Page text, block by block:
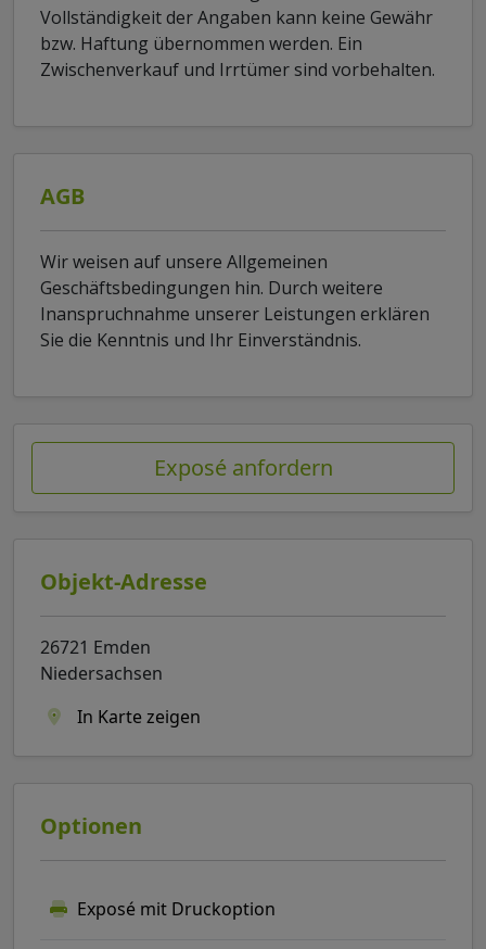
Vollständigkeit der Angaben kann keine Gewähr
bzw. Haftung übernommen werden. Ein
Zwischenverkauf und Irrtümer sind vorbehalten.
AGB
Wir weisen auf unsere Allgemeinen
Geschäftsbedingungen hin. Durch weitere
Inanspruchnahme unserer Leistungen erklären
Sie die Kenntnis und Ihr Einverständnis.
Exposé anfordern
Objekt-Adresse
26721 Emden
Niedersachsen
In Karte zeigen
Optionen
Exposé mit Druckoption